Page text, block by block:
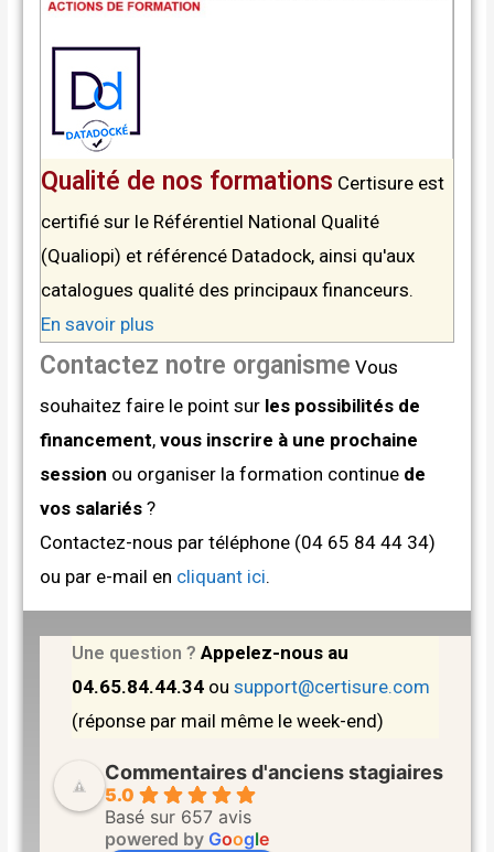
Qualité de nos formations Certisure est
certifié sur le Référentiel National Qualité
(Qualiopi) et référencé Datadock, ainsi qu'aux
catalogues qualité des principaux financeurs.
En savoir plus
Contactez notre organisme Vous
souhaitez faire le point sur les possibilités de
financement,vous inscrire à une prochaine
session ou organiser la formation continue de
vos salariés ?
Contactez-nous par téléphone (04 65 84 44 34)
ou par e-mail en cliquant ici.
Une question ? Appelez-nous au
04.65.84.44.34 ousupport@certisure.com
(réponse par mail même le week-end)
Commentaires d'anciens stagiaires
5.0
Basé sur 657 avis
powered by Google